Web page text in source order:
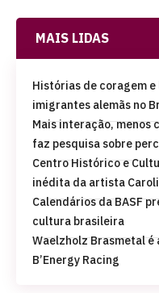
MAIS LIDAS
Histórias de coragem
imigrantes alemãs no
Mais interação, menos
faz pesquisa sobre
Centro Histórico e
inédita da artista
Calendários da BASF
cultura brasileira
Waelzholz Brasmetal
B’Energy Racing